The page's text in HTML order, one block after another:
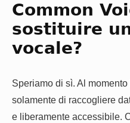
Common
sostituire
vocale?
Speriamo di sì. Al
solamente di raccogliere
e liberamente accessibile.